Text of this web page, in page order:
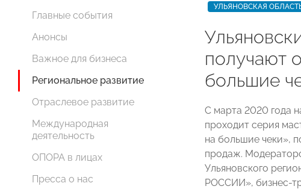
Главные события
Анонсы
Важное для бизнеса
Региональное развитие
Отраслевое развитие
Международная
деятельность
ОПОРА в лицах
Пресса о нас
УЛЬЯНОВСКАЯ
получают
большие
С марта 2020 года
проходит серия
на большие чеки»,
продаж.
Ульяновского
РОССИИ», бизнес-